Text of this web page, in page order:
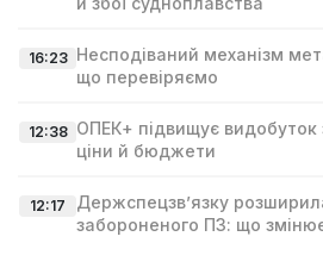
16:23 Несподіваний механізм
що перевіряємо
12:38 ОПЕК+ підвищує видобуток
ціни й бюджети
12:17
Держспецзв’язку
забороненого ПЗ: що